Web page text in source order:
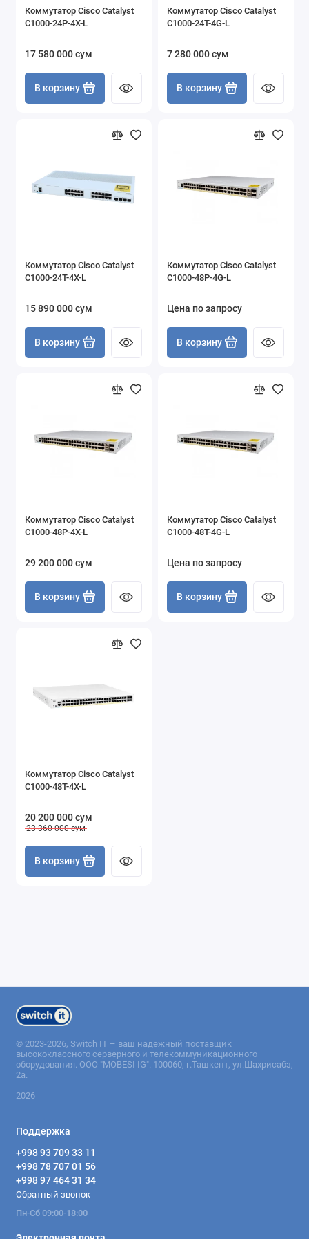
Коммутатор Cisco Catalyst
C1000-24P-4X-L
17 580 000 сум
В корзину
Коммутатор Cisco Catalyst
C1000-24T-4G-L
7 280 000 сум
В корзину
Коммутатор Cisco Catalyst
C1000-24T-4X-L
15 890 000 сум
В корзину
Коммутатор Cisco Catalyst
C1000-48P-4G-L
Цена по запросу
В корзину
Коммутатор Cisco Catalyst
C1000-48P-4X-L
29 200 000 сум
В корзину
Коммутатор Cisco Catalyst
C1000-48T-4G-L
Цена по запросу
В корзину
Коммутатор Cisco Catalyst
C1000-48T-4X-L
20 200 000 сум
23 360 000 сум
В корзину
© 2023-2026, Switch IT – ваш надежный поставщик
высококлассного серверного и телекоммуникационного
оборудования. ООО "MOBESI IG". 100060, г.Ташкент, ул.Шахрисабз,
2а.
2026
Поддержка
+998 93 709 33 11
+998 78 707 01 56
+998 97 464 31 34
Обратный звонок
Пн-Сб 09:00-18:00